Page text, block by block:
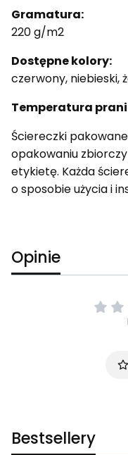
Gramatura:
220 g/m2
Dostępne kolory:
czerwony, niebieski,
Temperatura
Ściereczki
opakowaniu
etykietę. Każda
o sposobie użycia i
Opinie
Bestsellery